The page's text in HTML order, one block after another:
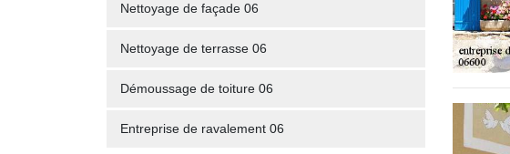
Nettoyage de façade 06
Nettoyage de terrasse 06
Démoussage de toiture 06
Entreprise de ravalement 06